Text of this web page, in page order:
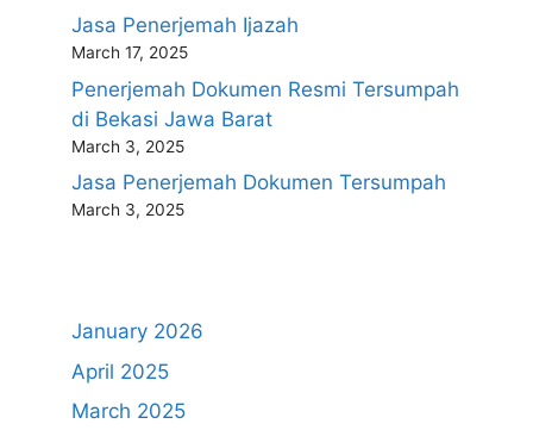
Jasa Penerjemah Ijazah
March 17, 2025
Penerjemah Dokumen Resmi Tersumpah
di Bekasi Jawa Barat
March 3, 2025
Jasa Penerjemah Dokumen Tersumpah
March 3, 2025
January 2026
April 2025
March 2025